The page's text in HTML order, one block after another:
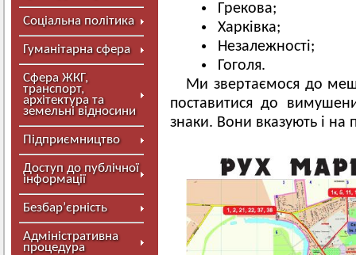
Соціальна політика
Гуманітарна сфера
Сфера ЖКГ,
транспорт,
архітектура та
земельні відносини
Підприємництво
Доступ до публічної
інформації
Безбар’єрність
Адміністративна
процедура
Грекова;
Харківка;
Незалежності;
Гоголя.
Ми звертаємося до
поставитися до
знаки. Вони вказують і на